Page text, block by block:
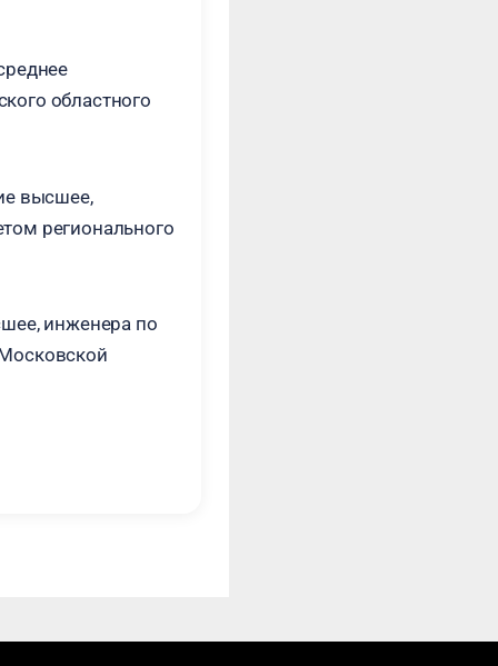
областного
высшее,
регионального
инженера по